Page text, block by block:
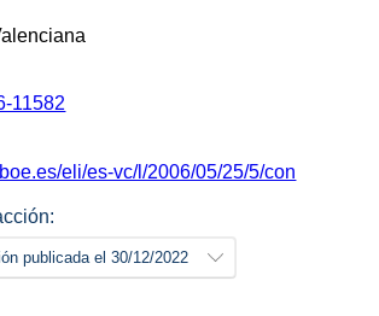
11582
eli/es-vc/l/2006/05/25/5/con
publicada el 30/12/2022